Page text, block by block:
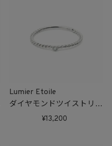
Lumier Etoile
ダイヤモンドツイストリン
グ(ホワイトゴールド)
13,200